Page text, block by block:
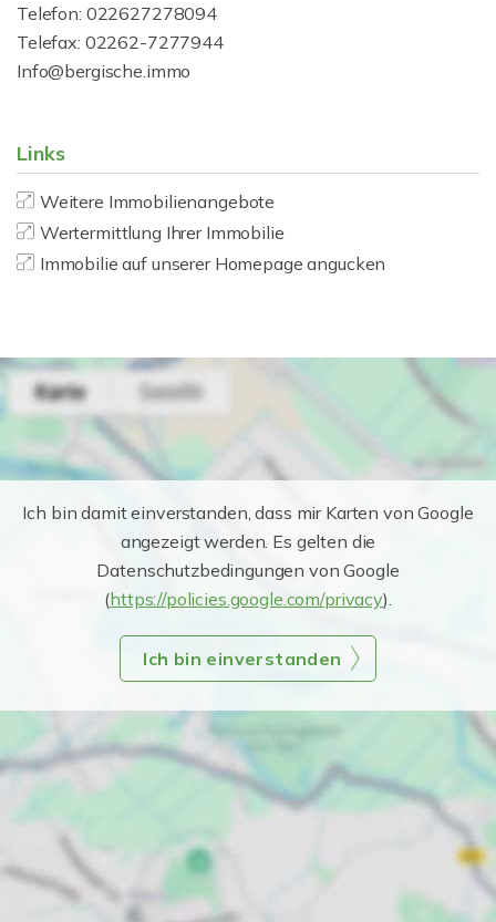
Telefon: 022627278094
Telefax: 02262-7277944
Info@bergische.immo
Links
Weitere Immobilienangebote
Wertermittlung Ihrer Immobilie
Immobilie auf unserer Homepage angucken
Ich bin damit einverstanden, dass mir Karten von Google
angezeigt werden. Es gelten die
Datenschutzbedingungen von Google
(https://policies.google.com/privacy).
Ich bin einverstanden